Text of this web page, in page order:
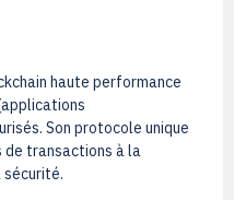
haute performance
Son protocole unique
transactions à la